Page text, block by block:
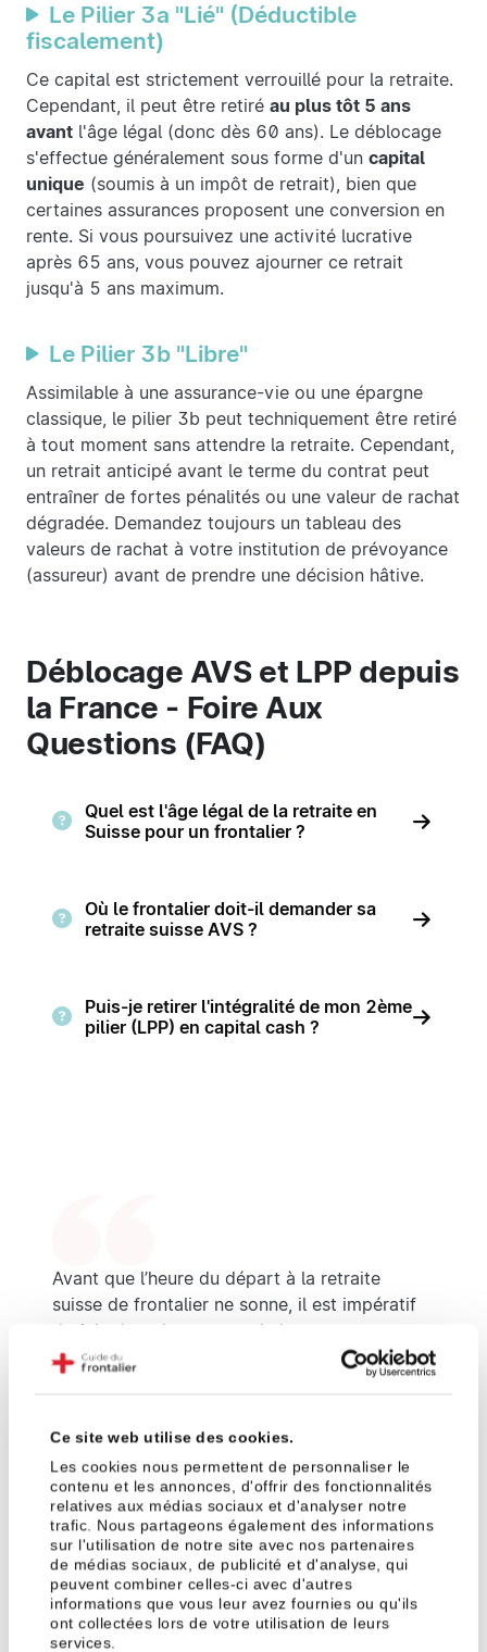
Ce site web utilise des cookies.
Les cookies nous permettent de personnaliser le
contenu et les annonces, d'offrir des fonctionnalités
relatives aux médias sociaux et d'analyser notre
trafic. Nous partageons également des informations
sur l'utilisation de notre site avec nos partenaires
de médias sociaux, de publicité et d'analyse, qui
peuvent combiner celles-ci avec d'autres
informations que vous leur avez fournies ou qu'ils
ont collectées lors de votre utilisation de leurs
services.
Le Pilier 3a "Lié" (Déductible
fiscalement)
Ce capital est strictement verrouillé pour la retraite.
Cependant, il peut être retiré au plus tôt 5 ans
avant l'âge légal (donc dès 60 ans). Le déblocage
s'effectue généralement sous forme d'un capital
unique (soumis à un impôt de retrait), bien que
certaines assurances proposent une conversion en
rente. Si vous poursuivez une activité lucrative
après 65 ans, vous pouvez ajourner ce retrait
jusqu'à 5 ans maximum.
Le Pilier 3b "Libre"
Assimilable à une assurance-vie ou une épargne
classique, le pilier 3b peut techniquement être retiré
à tout moment sans attendre la retraite. Cependant,
un retrait anticipé avant le terme du contrat peut
entraîner de fortes pénalités ou une valeur de rachat
dégradée. Demandez toujours un tableau des
valeurs de rachat à votre institution de prévoyance
(assureur) avant de prendre une décision hâtive.
Déblocage AVS et LPP depuis
la France - Foire Aux
Questions (FAQ)
Quel est l'âge légal de la retraite en
Suisse pour un frontalier ?
Où le frontalier doit-il demander sa
retraite suisse AVS ?
Puis-je retirer l'intégralité de mon 2ème
pilier (LPP) en capital cash ?
Avant que l’heure du départ à la retraite
suisse de frontalier ne sonne, il est impératif
de faire le point pour optimiser vos sources
de revenus et maintenir un niveau de vie
prennent beaucoup de temps. Pour récupérer
l'intégralité de vos capitaux et procéder au
versement de vos rentes l'esprit libre,
prévoyez une marge d'anticipation de6 mois
à 2 ansselon la complexité de votre carrière.